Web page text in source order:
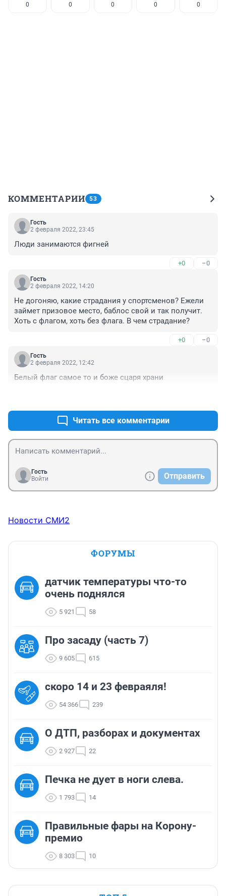
0 0 0 0 0
КОММЕНТАРИИ 53
Гость
2 февраля 2022, 23:45
Люди занимаются фигней
+0 –0
Гость
2 февраля 2022, 14:20
Не догоняю, какие страдания у спортсменов? Ежели
займет призовое место, баблос свой и так получит.
Хоть с флагом, хоть без флага. В чем страдание?
+0 –0
Гость
2 февраля 2022, 12:42
Белый флаг самое то и боже сцаря храни
Читать все комментарии
Гость
Войти
Отправить
Новости СМИ2
ФОРУМЫ
датчик температуры что-то
очень поднялся
5 921 58
Про засаду (часть 7)
9 605 615
скоро 14 и 23 февраяля!
54 366 239
О ДТП, разборах и документах
2 927 22
Печка не дует в ноги слева.
1 793 14
Правильные фары на Корону-
премио
8 303 10